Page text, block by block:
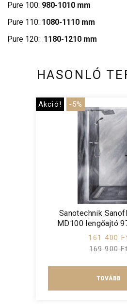
Pure 100: 980-1010 mm
Pure 110: 1080-1110 mm
Pure 120: 1180-1210 mm
HASONLÓ
Akció! -5%
Sanotechnik
MD100 lengőajtó
161 400
169 900
TOVÁBB